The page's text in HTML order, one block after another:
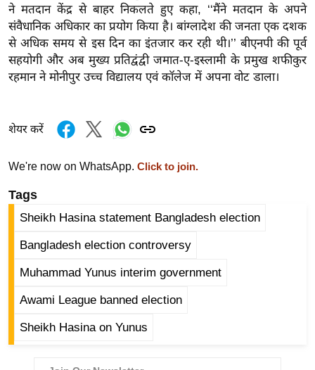
ज
ग
त
ऑ
टो
र्ल्ड
ज
फ
म
नो
ज
न
ग
ने मतदान केंद्र से बाहर निकलते हुए कहा, ‘‘मैंने मतदान के अपने
संवैधानिक अधिकार का प्रयोग किया है। बांग्लादेश की जनता एक दशक
से अधिक समय से इस दिन का इंतजार कर रही थी।’’ बीएनपी की पूर्व
सहयोगी और अब मुख्य प्रतिद्वंद्वी जमात-ए-इस्लामी के प्रमुख शफीकुर
रहमान ने मोनीपुर उच्च विद्यालय एवं कॉलेज में अपना वोट डाला।
शेयर करें
We're now on WhatsApp. Click to join.
Tags
Sheikh Hasina statement Bangladesh election
Bangladesh election controversy
Muhammad Yunus interim government
Awami League banned election
Sheikh Hasina on Yunus